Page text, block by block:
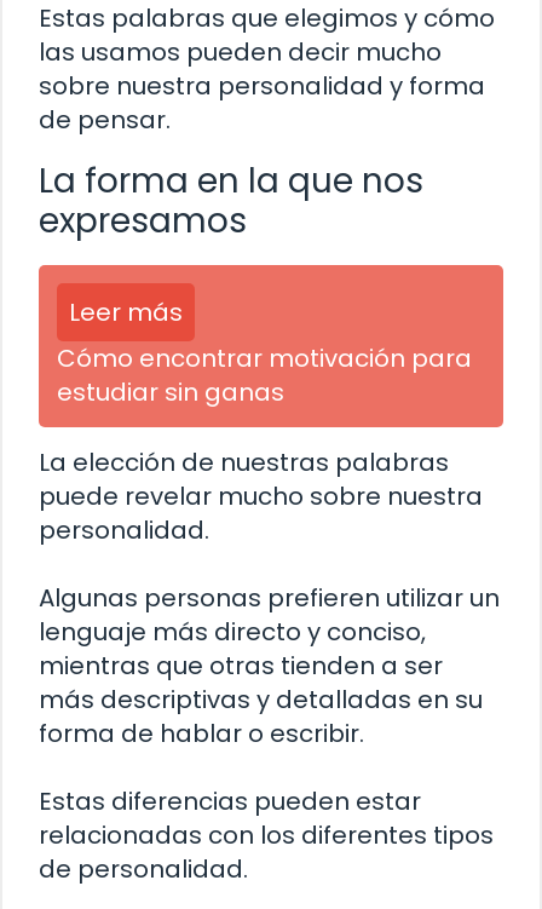
Estas palabras que elegimos y cómo
las usamos pueden decir mucho
sobre nuestra personalidad y forma
de pensar.
La forma en la que nos
expresamos
Leer más
Cómo encontrar motivación para
estudiar sin ganas
La elección de nuestras palabras
puede revelar mucho sobre nuestra
personalidad.
Algunas personas prefieren utilizar un
lenguaje más directo y conciso,
mientras que otras tienden a ser
más descriptivas y detalladas en su
forma de hablar o escribir.
Estas diferencias pueden estar
relacionadas con los diferentes tipos
de personalidad.